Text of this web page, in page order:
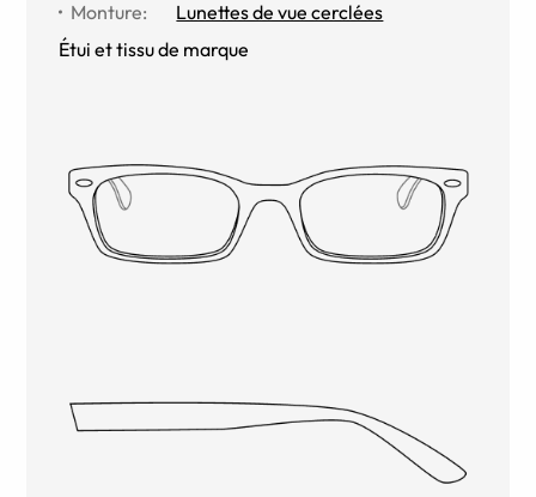
Monture:
Lunettes de vue cerclées
Étui et tissu de marque